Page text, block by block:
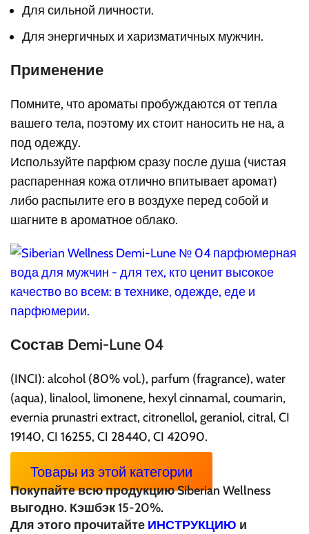
Для сильной личности.
Для энергичных и харизматичных мужчин.
Применение
Помните, что ароматы пробуждаются от тепла
вашего тела, поэтому их стоит наносить не на, а
под одежду.
Используйте парфюм сразу после душа (чистая
распаренная кожа отлично впитывает аромат)
либо распылите его в воздухе перед собой и
шагните в ароматное облако.
Состав Demi-Lune 04
(INCI): alcohol (80% vol.), parfum (fragrance), water
(aqua), linalool, limonene, hexyl cinnamal, coumarin,
evernia prunastri extract, citronellol, geraniol, citral, CI
19140, CI 16255, CI 28440, CI 42090.
Товары из этой категории
Покупайте всю продукцию Siberian Wellness
выгодно. Кэшбэк 15-20%.
Для этого прочитайте ИНСТРУКЦИЮ и